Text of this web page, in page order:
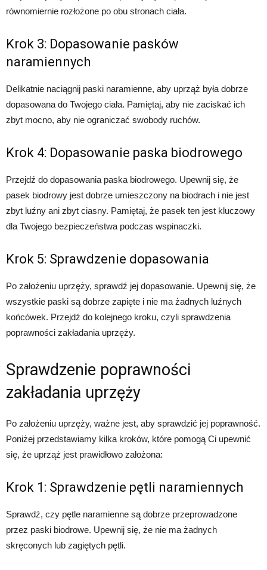
równomiernie rozłożone po obu stronach ciała.
Krok 3: Dopasowanie pasków
naramiennych
Delikatnie naciągnij paski naramienne, aby uprząż była dobrze
dopasowana do Twojego ciała. Pamiętaj, aby nie zaciskać ich
zbyt mocno, aby nie ograniczać swobody ruchów.
Krok 4: Dopasowanie paska biodrowego
Przejdź do dopasowania paska biodrowego. Upewnij się, że
pasek biodrowy jest dobrze umieszczony na biodrach i nie jest
zbyt luźny ani zbyt ciasny. Pamiętaj, że pasek ten jest kluczowy
dla Twojego bezpieczeństwa podczas wspinaczki.
Krok 5: Sprawdzenie dopasowania
Po założeniu uprzęży, sprawdź jej dopasowanie. Upewnij się, że
wszystkie paski są dobrze zapięte i nie ma żadnych luźnych
końcówek. Przejdź do kolejnego kroku, czyli sprawdzenia
poprawności zakładania uprzęży.
Sprawdzenie poprawności
zakładania uprzęży
Po założeniu uprzęży, ważne jest, aby sprawdzić jej poprawność.
Poniżej przedstawiamy kilka kroków, które pomogą Ci upewnić
się, że uprząż jest prawidłowo założona:
Krok 1: Sprawdzenie pętli naramiennych
Sprawdź, czy pętle naramienne są dobrze przeprowadzone
przez paski biodrowe. Upewnij się, że nie ma żadnych
skręconych lub zagiętych pętli.